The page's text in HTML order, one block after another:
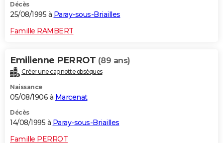
Décès
25/08/1995 à Paray-sous-Briailles
Famille RAMBERT
Emilienne PERROT (89 ans)
Créer une cagnotte obsèques
Naissance
05/08/1906 à Marcenat
Décès
14/08/1995 à Paray-sous-Briailles
Famille PERROT